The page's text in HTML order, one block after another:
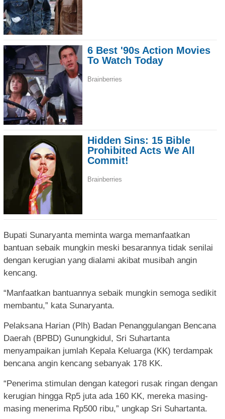
Bupati Sunaryanta meminta warga memanfaatkan
bantuan sebaik mungkin meski besarannya tidak senilai
dengan kerugian yang dialami akibat musibah angin
kencang.
“Manfaatkan bantuannya sebaik mungkin semoga sedikit
membantu,” kata Sunaryanta.
Pelaksana Harian (Plh) Badan Penanggulangan Bencana
Daerah (BPBD) Gunungkidul, Sri Suhartanta
menyampaikan jumlah Kepala Keluarga (KK) terdampak
bencana angin kencang sebanyak 178 KK.
“Penerima stimulan dengan kategori rusak ringan dengan
kerugian hingga Rp5 juta ada 160 KK, mereka masing-
masing menerima Rp500 ribu,” ungkap Sri Suhartanta.